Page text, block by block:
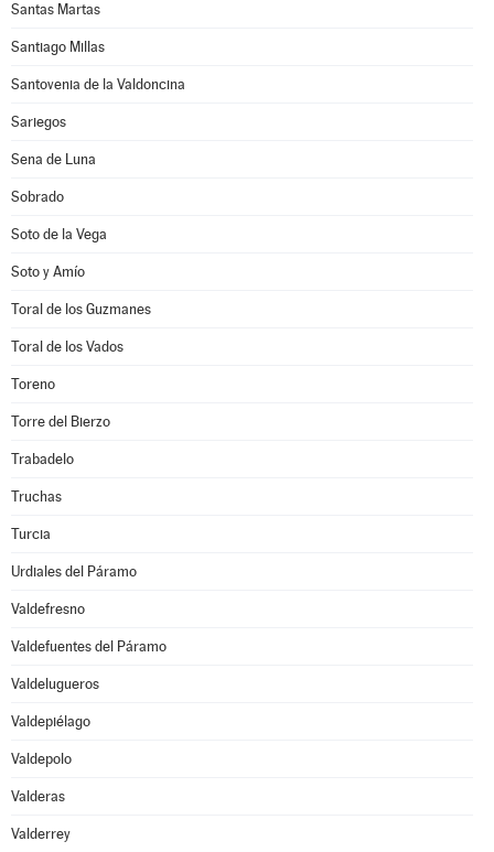
Santas Martas
Santiago Millas
Santovenia de la Valdoncina
Sariegos
Sena de Luna
Sobrado
Soto de la Vega
Soto y Amío
Toral de los Guzmanes
Toral de los Vados
Toreno
Torre del Bierzo
Trabadelo
Truchas
Turcia
Urdiales del Páramo
Valdefresno
Valdefuentes del Páramo
Valdelugueros
Valdepiélago
Valdepolo
Valderas
Valderrey